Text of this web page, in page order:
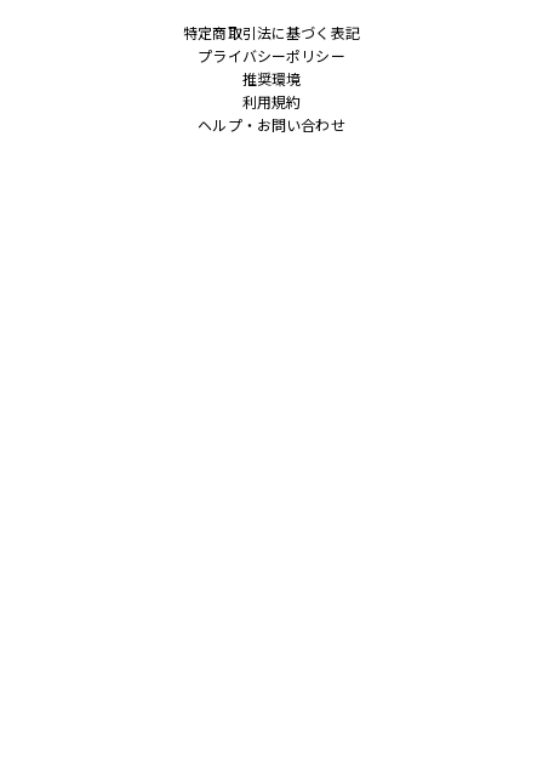
特定商取引法に基づく表記
プライバシーポリシー
推奨環境
利用規約
ヘルプ・お問い合わせ